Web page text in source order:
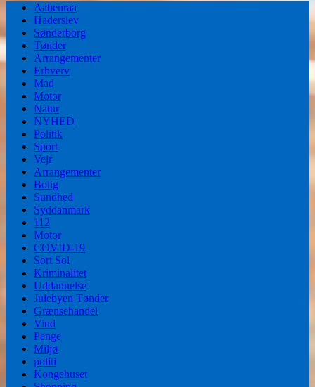
Aabenraa
Haderslev
Sønderborg
Tønder
Arrangementer
Erhverv
Mad
Motor
Natur
NYHED
Politik
Sport
Vejr
Arrangementer
Bolig
Sundhed
Syddanmark
112
Motor
COVID-19
Sort Sol
Kriminalitet
Uddannelse
Julebyen Tønder
Grænsehandel
Vind
Penge
Miljø
politi
Kongehuset